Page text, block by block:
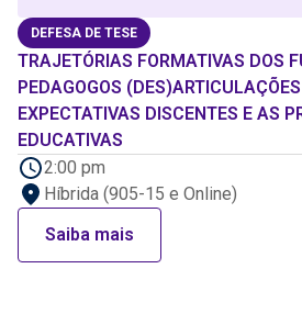
DEFESA DE TESE
TRAJETÓRIAS FORMATIVAS DOS
PEDAGOGOS
EXPECTATIVAS DISCENTES E AS
EDUCATIVAS
2:00 pm
Híbrida (905-15 e Online)
Saiba mais